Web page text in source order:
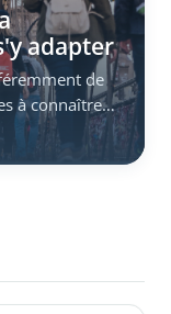
adapter
de
à connaître